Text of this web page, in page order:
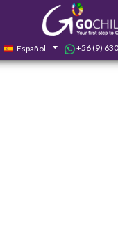
Español +56 (9)